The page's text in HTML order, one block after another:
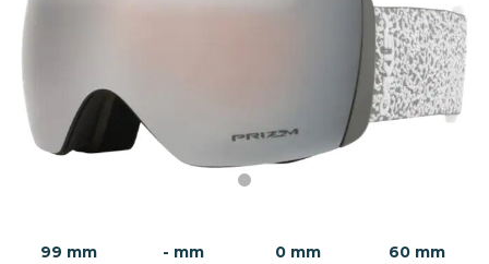
99 mm - mm 0 mm 60 mm